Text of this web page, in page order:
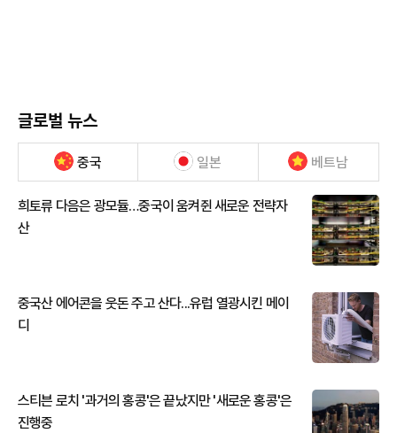
글로벌 뉴스
중국 일본 베트남
희토류 다음은 광모듈…중국이 움켜쥔 새로운 전략자
산
중국산 에어콘을 웃돈 주고 산다...유럽 열광시킨 메이
디
스티븐 로치 '과거의 홍콩'은 끝났지만 '새로운 홍콩'은
진행중